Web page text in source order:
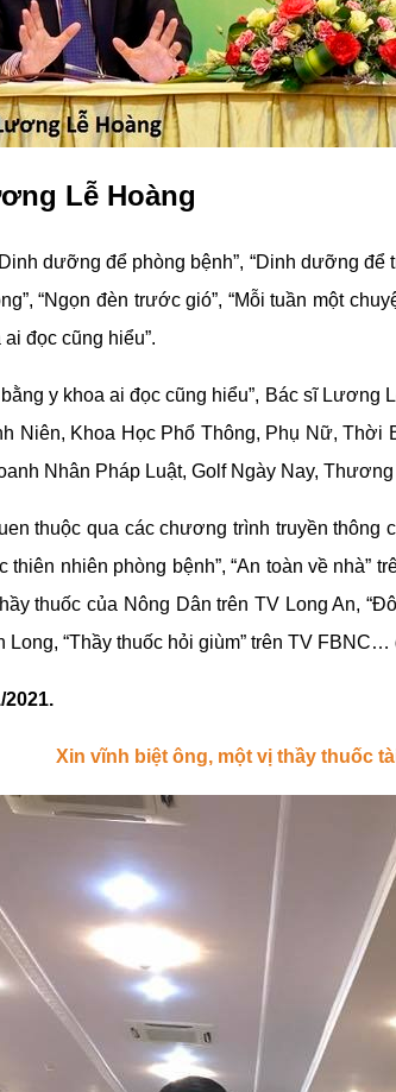
Lễ Hoàng
dưỡng để phòng bệnh”, “Dinh dưỡng để
“Ngọn đèn trước gió”, “Mỗi tuần một
đọc cũng hiểu”.
y khoa ai đọc cũng hiểu”, Bác sĩ
Niên, Khoa Học Phổ Thông, Phụ Nữ, Thời
Nhân Pháp Luật, Golf Ngày Nay,
thuộc qua các chương trình truyền thông
thiên nhiên phòng bệnh”, “An toàn về
thuốc của Nông Dân trên TV Long An,
“Thầy thuốc hỏi giùm” trên TV
Xin vĩnh biệt ông, một vị thầy thuốc